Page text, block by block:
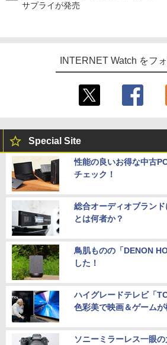
サプライが発売
INTERNET Watch をフ
Special Site
性能の良いお得な中古
チェック！
総合オーディオブラン
とは何者か？
鳥肌ものの「DENON
した！
ハイグレードテレビ「
色彩美で映画＆ゲーム
ソニーミラーレス一眼